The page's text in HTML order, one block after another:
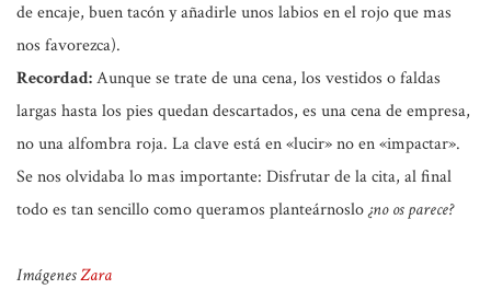
de encaje, buen tacón y añadirle unos labios en el rojo que mas
nos favorezca).
Recordad:Aunque se trate de una cena, los vestidos o faldas
largas hasta los pies quedan descartados, es una cena de empresa,
no una alfombra roja. La clave está en «lucir» no en «impactar».
Se nos olvidabalo mas importante: Disfrutar de la cita, al final
todo es tan sencillo como queramos planteárnoslo¿no os parece?
ImágenesZara